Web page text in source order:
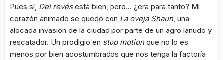
Pues sí, Del revésestá bien, pero… ¿era para tanto? Mi
corazón animado se quedó con La oveja Shaun, una
alocada invasión de la ciudad por parte de un agro lanudo y
rescatador. Un prodigio en stop motionque no lo es
menos por bien acostumbrados que nos tenga la factoría